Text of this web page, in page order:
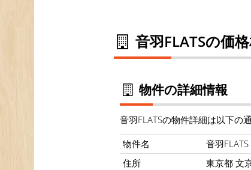
音羽FLATSの価
物件の詳細情報
音羽FLATSの物件詳細は以下の通
物件名
音羽FLATS
住所
東京都 文